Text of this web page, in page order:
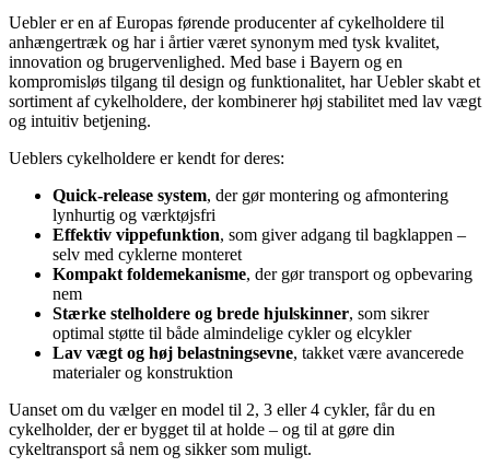
Uebler er en af Europas førende producenter af cykelholdere til
anhængertræk og har i årtier været synonym med tysk kvalitet,
innovation og brugervenlighed. Med base i Bayern og en
kompromisløs tilgang til design og funktionalitet, har Uebler skabt et
sortiment af cykelholdere, der kombinerer høj stabilitet med lav vægt
og intuitiv betjening.
Ueblers cykelholdere er kendt for deres:
Quick-release system, der gør montering og afmontering
lynhurtig og værktøjsfri
Effektiv vippefunktion, som giver adgang til bagklappen –
selv med cyklerne monteret
Kompakt foldemekanisme, der gør transport og opbevaring
nem
Stærke stelholdere og brede hjulskinner, som sikrer
optimal støtte til både almindelige cykler og elcykler
Lav vægt og høj belastningsevne, takket være avancerede
materialer og konstruktion
Uanset om du vælger en model til 2, 3 eller 4 cykler, får du en
cykelholder, der er bygget til at holde – og til at gøre din
cykeltransport så nem og sikker som muligt.